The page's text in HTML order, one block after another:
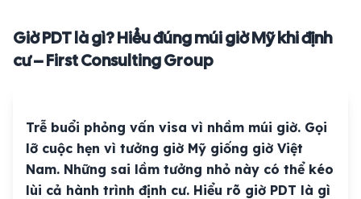
Giờ PDT là gì? Hiểu đúng múi giờ Mỹ khi định
cư – First Consulting Group
Trễ buổi phỏng vấn visa vì nhầm múi giờ. Gọi
lỡ cuộc hẹn vì tưởng giờ Mỹ giống giờ Việt
Nam. Những sai lầm tưởng nhỏ này có thể kéo
lùi cả hành trình định cư. Hiểu rõ giờ PDT là gì